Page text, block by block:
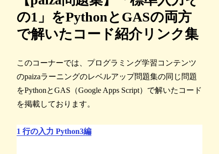
の1」をPythonとGASの両方
で解いたコード紹介リンク集
このコーナーでは、プログラミング学習コンテンツ
のpaizaラーニングのレベルアップ問題集の同じ問題
をPythonとGAS（Google Apps Script）で解いたコード
を掲載しております。
1 行の入力 Python3編